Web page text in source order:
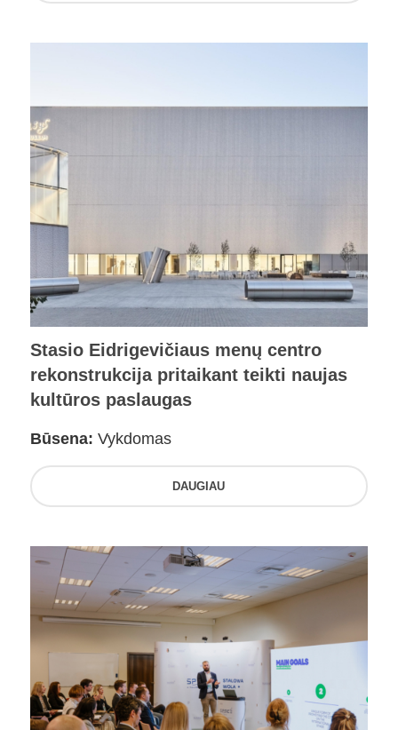
Stasio Eidrigevičiaus menų centro
rekonstrukcija pritaikant teikti naujas
kultūros paslaugas
Būsena: Vykdomas
DAUGIAU